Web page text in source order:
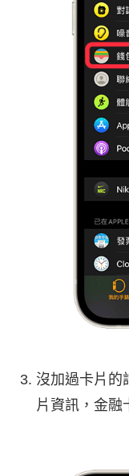
沒加過卡片的
片資訊，金融